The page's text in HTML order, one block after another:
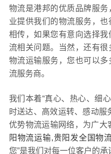
物流是港邦的优质品牌服
业提供我们的物流服务，
相传，如果您有意向选择
流相关问题。当然，还有
物流运输服务，您也可以
流服务商。
我们本着“真心、热心、细
时送达、高效运转、感动服
优势物流运输网络，为广大
阳物流运输,贵阳发全国物
您”是我们对每一位客户的承